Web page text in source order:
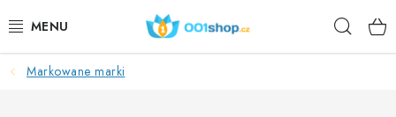
do
DOPLŇKY STRAVY
Markowane marki